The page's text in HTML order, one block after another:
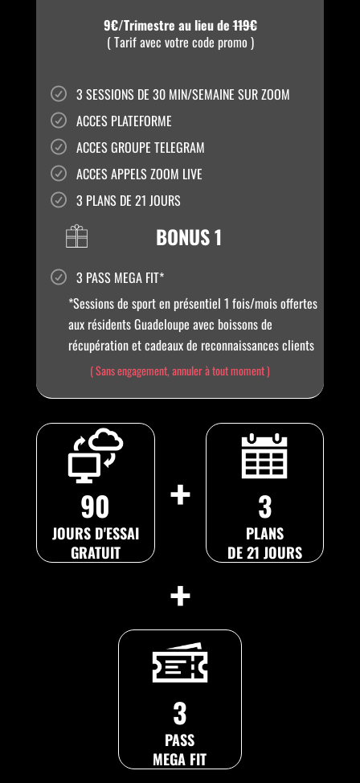
9€/Trimestre au lieu de119€
( Tarif avec votre code promo )
3 SESSIONS DE 30 MIN/SEMAINE SUR ZOOM
ACCES PLATEFORME
ACCES GROUPE TELEGRAM
ACCES APPELS ZOOM LIVE
3 PLANS DE 21 JOURS
BONUS 1
3 PASS MEGA FIT*
*Sessions de sport en présentiel 1 fois/mois offertes
aux résidents Guadeloupe avec boissons de
récupération et cadeaux de reconnaissances clients
( Sans engagement, annuler à tout moment )
90
JOURS D'ESSAI
GRATUIT
+ 3
PLANS
DE 21 JOURS
+
3
PASS
MEGA FIT